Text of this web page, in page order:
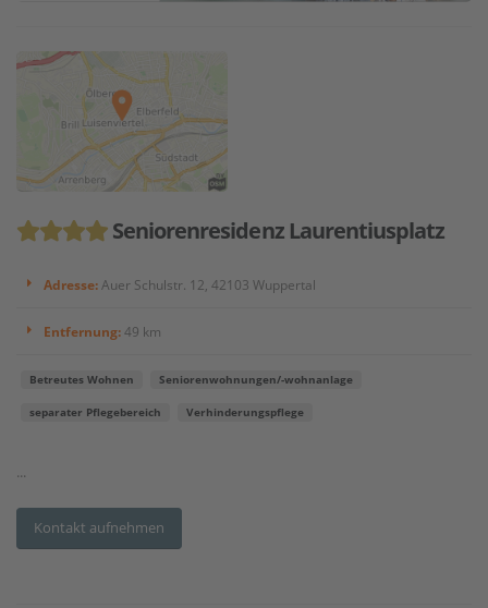
Seniorenresidenz Laurentiusplatz
Adresse: Auer Schulstr. 12, 42103 Wuppertal
Entfernung:49 km
Betreutes Wohnen Seniorenwohnungen/-wohnanlage
separater Pflegebereich Verhinderungspflege
...
Kontakt aufnehmen